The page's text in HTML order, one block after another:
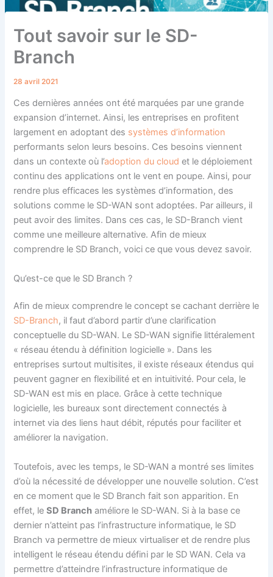
Tout savoir sur le SD-
Branch
28 avril 2021
Ces dernières années ont été marquées par une grande
expansion d’internet. Ainsi, les entreprises en profitent
largement en adoptant des systèmes d’information
performants selon leurs besoins. Ces besoins viennent
dans un contexte où l’adoption du cloud et le déploiement
continu des applications ont le vent en poupe. Ainsi, pour
rendre plus efficaces les systèmes d’information, des
solutions comme le SD-WAN sont adoptées. Par ailleurs, il
peut avoir des limites. Dans ces cas, le SD-Branch vient
comme une meilleure alternative. Afin de mieux
comprendre le SD Branch, voici ce que vous devez savoir.
Qu’est-ce que le SD Branch ?
Afin de mieux comprendre le concept se cachant derrière le
SD-Branch, il faut d’abord partir d’une clarification
conceptuelle du SD-WAN. Le SD-WAN signifie littéralement
« réseau étendu à définition logicielle ». Dans les
entreprises surtout multisites, il existe réseaux étendus qui
peuvent gagner en flexibilité et en intuitivité. Pour cela, le
SD-WAN est mis en place. Grâce à cette technique
logicielle, les bureaux sont directement connectés à
internet via des liens haut débit, réputés pour faciliter et
améliorer la navigation.
Toutefois, avec les temps, le SD-WAN a montré ses limites
d’où la nécessité de développer une nouvelle solution. C’est
en ce moment que le SD Branch fait son apparition. En
effet, leSD Branch améliore le SD-WAN. Si à la base ce
dernier n’atteint pas l’infrastructure informatique, le SD
Branch va permettre de mieux virtualiser et de rendre plus
intelligent le réseau étendu défini par le SD WAN. Cela va
permettre d’atteindre l’infrastructure informatique de